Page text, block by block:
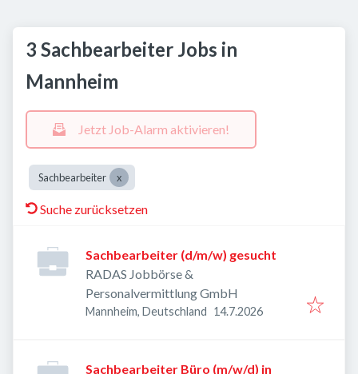
3 Sachbearbeiter Jobs in
Mannheim
Jetzt Job-Alarm aktivieren!
Sachbearbeiter
Suche zurücksetzen
Sachbearbeiter (d/m/w) gesucht
RADAS Jobbörse &
Personalvermittlung GmbH
Mannheim, Deutschland Veröffentlicht
14.7.2026
Sachbearbeiter Büro (m/w/d) in